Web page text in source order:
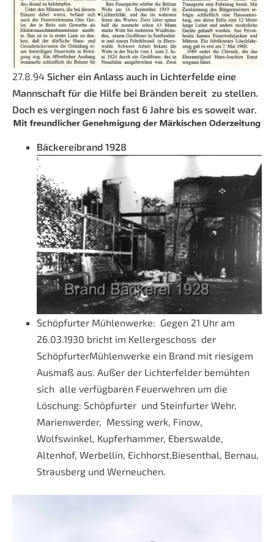
27.8.94 Sicher ein Anlass auch in Lichterfelde eine
Mannschaft für die Hilfe bei Bränden bereit zu stellen.
Doch es vergingen noch fast 6 Jahre bis es soweit war.
Bäckereibrand 1928
Schöpfurter Mühlenwerke: Gegen 21 Uhr am
26.03.1930 bricht im Kellergeschoss der
SchöpfurterMühlenwerke ein Brand mit riesigem
Ausmaß aus. Außer der Lichterfelder bemühten
sich alle verfügbaren Feuerwehren um die
Löschung: Schöpfurter und Steinfurter Wehr,
Marienwerder, Messing werk, Finow,
Wolfswinkel, Kupferhammer, Eberswalde,
Altenhof, Werbellin, Eichhorst,Biesenthal, Bernau,
Strausberg und Werneuchen.